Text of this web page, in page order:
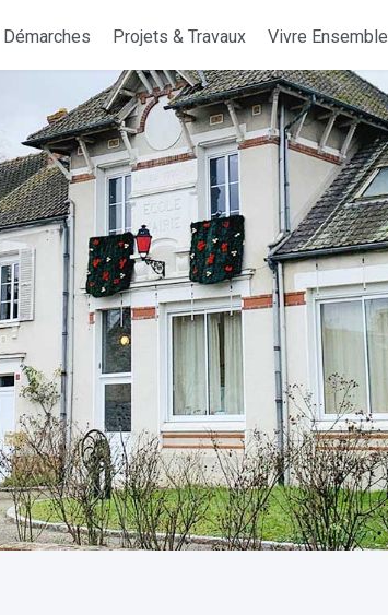
Démarches Projets & Travaux Vivre Ensemble